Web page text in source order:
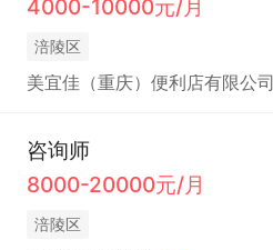
4000-10000元/月
涪陵区
美宜佳（重庆）便利店有限公司
咨询师
8000-20000元/月
涪陵区